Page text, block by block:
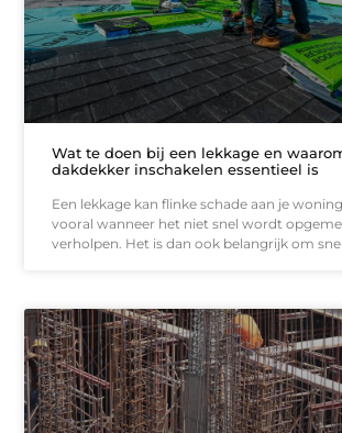
Wat te doen bij een lekkage en
dakdekker inschakelen essentieel is
Een lekkage kan flinke schade aan je
vooral wanneer het niet snel wordt
verholpen. Het is dan ook belangrijk om snel